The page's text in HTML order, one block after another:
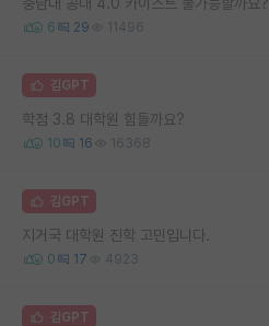
6 29 11496
김GPT
학점 3.8 대학원 힘들까요?
10 16 16368
김GPT
지거국 대학원 진학 고민입니다.
0 17 4923
김GPT